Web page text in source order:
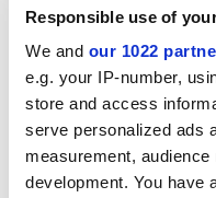
Responsible use of
We and our 1022
e.g. your IP-number,
store and access
serve personalized ads
measurement,
development. You have
Per la recente
Mortegliano si è
collezione ceramica in
Terra. Le cementine
rappresentano infatti il
moderno, perfette in
deciso. La parete doccia
grazie all’originale